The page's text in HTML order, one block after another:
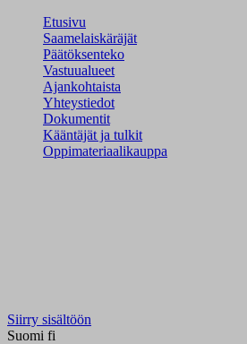
Etusivu
Saamelaiskäräjät
Päätöksenteko
Vastuualueet
Ajankohtaista
Yhteystiedot
Dokumentit
Kääntäjät ja tulkit
Oppimateriaalikauppa
Siirry sisältöön
Suomi fi